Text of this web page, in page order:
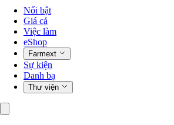
Nổi bật
Giá cả
Việc làm
eShop
Farmext
Sự kiện
Danh bạ
Thư viện